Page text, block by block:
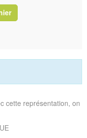
cette représentation, on